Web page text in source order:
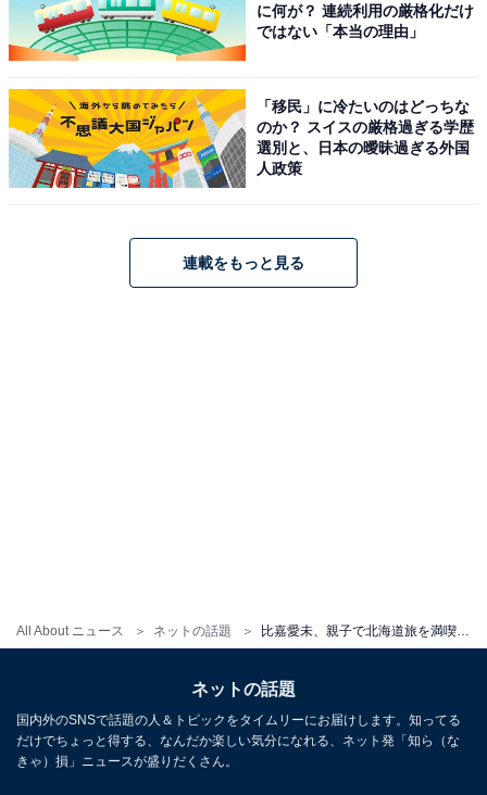
All About ニュース ネットの話題
に何が？ 連続利用の厳格化だけ
ではない「本当の理由」
「移民」に冷たいのはどっちな
のか？ スイスの厳格過ぎる学歴
選別と、日本の曖昧過ぎる外国
人政策
連載をもっと見る
ネットの話題
国内外のSNSで話題の人＆トピックをタイムリーにお届けします。知ってる
だけでちょっと得する、なんだか楽しい気分になれる、ネット発「知ら（な
きゃ）損」ニュースが盛りだくさん。